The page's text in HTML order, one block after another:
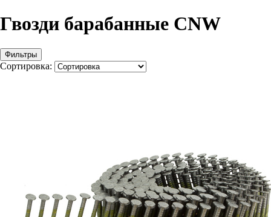
Гвозди барабанные CNW
Фильтры
Сортировка: